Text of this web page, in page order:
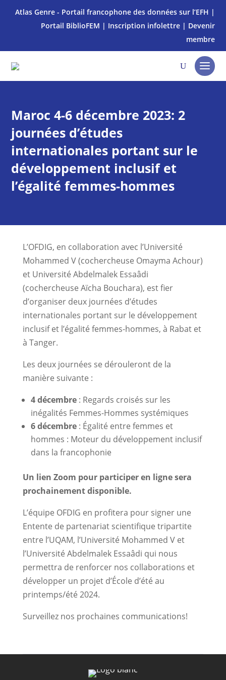
Atlas Genre - Portail francophone des données sur l’EFH |
Portail BiblioFEM | Inscription infolettre| Devenir
membre
Maroc 4-6 décembre 2023: 2
journées d’études
internationales portant sur le
développement inclusif et
l’égalité femmes-hommes
L’OFDIG, en collaboration avec l’Université
Mohammed V (cochercheuse Omayma Achour)
et Université Abdelmalek Essaâdi
(cochercheuse Aïcha Bouchara), est fier
d’organiser deux journées d’études
internationales portant sur le développement
inclusif et l’égalité femmes-hommes, à Rabat et
à Tanger.
Les deux journées se dérouleront de la
manière suivante :
4 décembre: Regards croisés sur les
inégalités Femmes-Hommes systémiques
6 décembre: Égalité entre femmes et
hommes : Moteur du développement inclusif
dans la francophonie
Un lien Zoom pour participer en ligne sera
prochainement disponible.
L’équipe OFDIG en profitera pour signer une
Entente de partenariat scientifique tripartite
entre l’UQAM, l’Université Mohammed V et
l’Université Abdelmalek Essaâdi qui nous
permettra de renforcer nos collaborations et
développer un projet d’École d’été au
printemps/été 2024.
Surveillez nos prochaines communications!